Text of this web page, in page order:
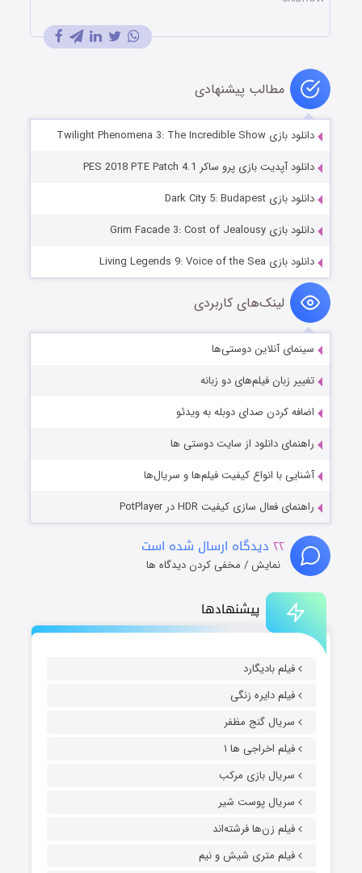
پیشنهادها
فیلم بادیگارد
فیلم دایره زنگی
سریال گنج مظفر
فیلم اخراجی ها ۱
سریال بازی مرکب
سریال پوست شیر
فیلم زن‌ها فرشته‌اند
فیلم متری شیش و نیم
مطالب پیشنهادی
دانلود بازی Twilight Phenomena 3: The Incredible Show
دانلود آپدیت بازی پرو ساکر PES 2018 PTE Patch 4.1
دانلود بازی Dark City 5: Budapest
دانلود بازی Grim Facade 3: Cost of Jealousy
دانلود بازی Living Legends 9: Voice of the Sea
لینک‌های کاربردی
سینمای آنلاین دوستی‌ها
تغییر زبان فیلم‌های دو زبانه
اضافه کردن صدای دوبله به ویدئو
راهنمای دانلود از سایت دوستی ها
آشنایی با انواع کیفیت فیلم‌ها و سریال‌ها
راهنمای فعال سازی کیفیت HDR در PotPlayer
۲۲ دیدگاه ارسال شده است
نمایش / مخفی کردن دیدگاه ها